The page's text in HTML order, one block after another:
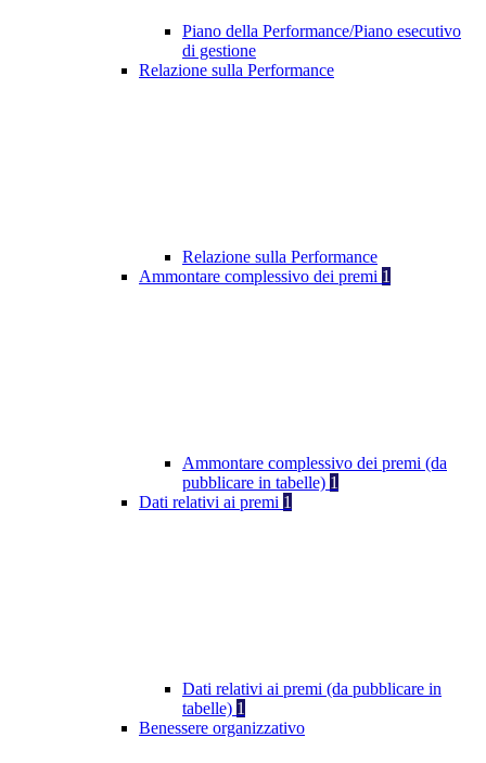
Piano della Performance/Piano esecutivo
di gestione
Relazione sulla Performance
Relazione sulla Performance
Ammontare complessivo dei premi 1
Ammontare complessivo dei premi (da
pubblicare in tabelle) 1
Dati relativi ai premi 1
Dati relativi ai premi (da pubblicare in
tabelle) 1
Benessere organizzativo